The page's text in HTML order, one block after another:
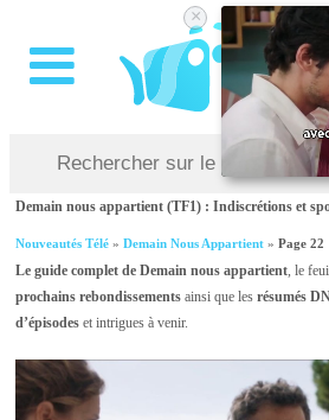
Demain nous appartient (TF1) : Indiscrétions et
Nouveautés Télé »Demain Nous Appartient »Page 22
Le guide complet de Demain nous appartient, le
prochains rebondissements ainsi que lesrésumés
d’épisodes et intrigues à venir.
×